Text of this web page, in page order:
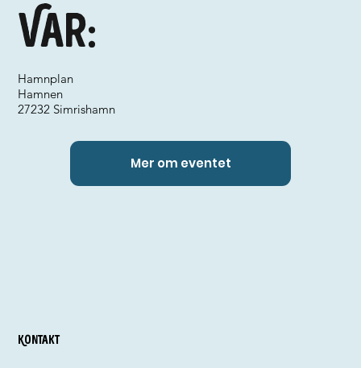
Var:
Hamnplan
Hamnen
27232 Simrishamn
Mer om eventet
Kontakt